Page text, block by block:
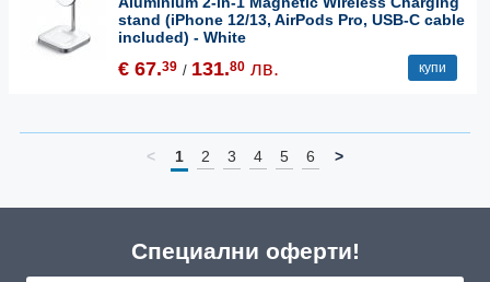
stand (iPhone 12/13, AirPods Pro, USB-C cable
included) - White
€ 67.39 / 131.80 лв. купи
< 1 2 3 4 5 6 >
Специални оферти!